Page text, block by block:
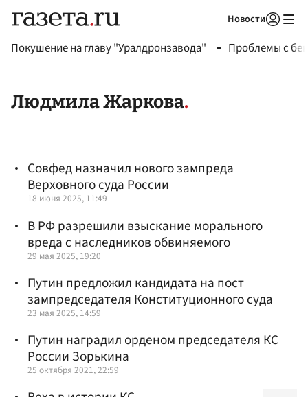
Новости
Покушение на главу "Уралдронзавода" Проблемы с
Людмила Жаркова
Совфед назначил нового зампреда
Верховного суда России
18 июня 2025, 11:49
В РФ разрешили взыскание морального
вреда с наследников обвиняемого
29 мая 2025, 19:20
Путин предложил кандидата на пост
зампредседателя Конституционного суда
23 мая 2025, 14:59
Путин наградил орденом председателя КС
России Зорькина
25 октября 2021, 22:59